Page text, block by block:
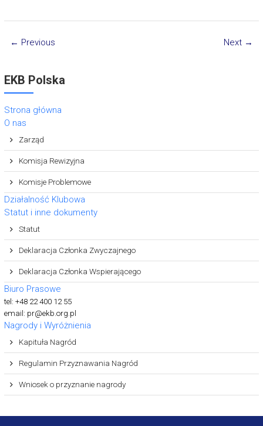
← Previous Next →
EKB Polska
Strona główna
O nas
Zarząd
Komisja Rewizyjna
Komisje Problemowe
Działalność Klubowa
Statut i inne dokumenty
Statut
Deklaracja Członka Zwyczajnego
Deklaracja Członka Wspierającego
Biuro Prasowe
tel: +48 22 400 12 55
email: pr@ekb.org.pl
Nagrody i Wyróżnienia
Kapituła Nagród
Regulamin Przyznawania Nagród
Wniosek o przyznanie nagrody